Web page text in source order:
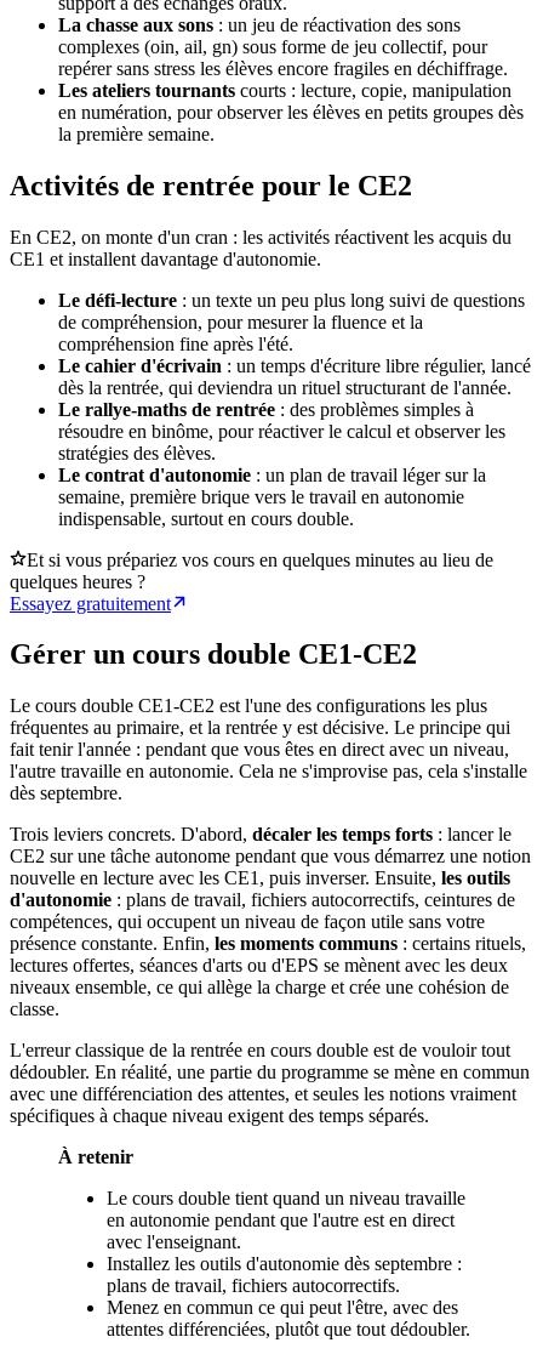
La chasse aux sons : un jeu de réactivation des sons
complexes (oin, ail, gn) sous forme de jeu collectif, pour
repérer sans stress les élèves encore fragiles en déchiffrage.
Les ateliers tournants courts : lecture, copie, manipulation
en numération, pour observer les élèves en petits groupes dès
la première semaine.
Activités de rentrée pour le CE2
En CE2, on monte d'un cran : les activités réactivent les acquis du
CE1 et installent davantage d'autonomie.
Le défi-lecture : un texte un peu plus long suivi de questions
de compréhension, pour mesurer la fluence et la
compréhension fine après l'été.
Le cahier d'écrivain : un temps d'écriture libre régulier, lancé
dès la rentrée, qui deviendra un rituel structurant de l'année.
Le rallye-maths de rentrée : des problèmes simples à
résoudre en binôme, pour réactiver le calcul et observer les
stratégies des élèves.
Le contrat d'autonomie : un plan de travail léger sur la
semaine, première brique vers le travail en autonomie
indispensable, surtout en cours double.
Et si vous prépariez vos cours en quelques minutes au lieu de
quelques heures ?
Essayez gratuitement
Gérer un cours double CE1-CE2
Le cours double CE1-CE2 est l'une des configurations les plus
fréquentes au primaire, et la rentrée y est décisive. Le principe qui
fait tenir l'année : pendant que vous êtes en direct avec un niveau,
l'autre travaille en autonomie. Cela ne s'improvise pas, cela s'installe
dès septembre.
Trois leviers concrets. D'abord, décaler les temps forts : lancer le
CE2 sur une tâche autonome pendant que vous démarrez une notion
nouvelle en lecture avec les CE1, puis inverser. Ensuite, les outils
d'autonomie : plans de travail, fichiers autocorrectifs, ceintures de
compétences, qui occupent un niveau de façon utile sans votre
présence constante. Enfin, les moments communs : certains rituels,
lectures offertes, séances d'arts ou d'EPS se mènent avec les deux
niveaux ensemble, ce qui allège la charge et crée une cohésion de
classe.
L'erreur classique de la rentrée en cours double est de vouloir tout
dédoubler. En réalité, une partie du programme se mène en commun
avec une différenciation des attentes, et seules les notions vraiment
spécifiques à chaque niveau exigent des temps séparés.
À retenir
Le cours double tient quand un niveau travaille
en autonomie pendant que l'autre est en direct
avec l'enseignant.
Installez les outils d'autonomie dès septembre :
plans de travail, fichiers autocorrectifs.
Menez en commun ce qui peut l'être, avec des
attentes différenciées, plutôt que tout dédoubler.